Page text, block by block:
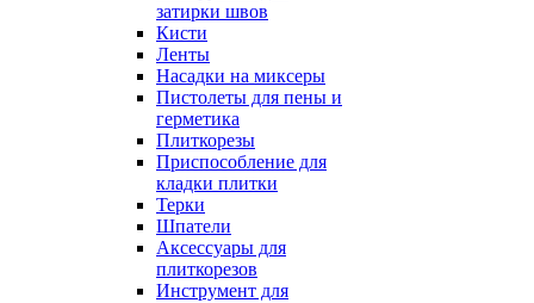
затирки швов
Кисти
Ленты
Насадки на миксеры
Пистолеты для пены и
герметика
Плиткорезы
Приспособление для
кладки плитки
Терки
Шпатели
Аксессуары для
плиткорезов
Инструмент для